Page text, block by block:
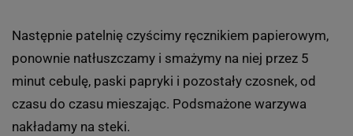
Następnie patelnię czyścimy ręcznikiem papierowym,
ponownie natłuszczamy i smażymy na niej przez 5
minut cebulę, paski papryki i pozostały czosnek, od
czasu do czasu mieszając. Podsmażone warzywa
nakładamy na steki.